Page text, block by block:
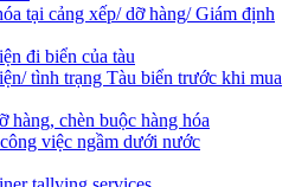
tại cảng xếp/ dỡ hàng/ Giám định
đi biển của tàu
tình trạng Tàu biển trước khi mua
hàng, chèn buộc hàng hóa
việc ngầm dưới nước